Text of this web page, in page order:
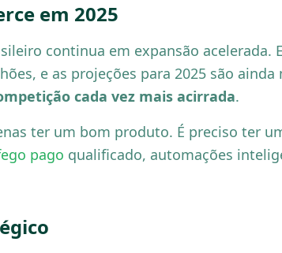
em 2025
continua em expansão acelerada.
e as projeções para 2025 são
cada vez mais acirrada.
ter um bom produto. É preciso ter
pago qualificado, automações